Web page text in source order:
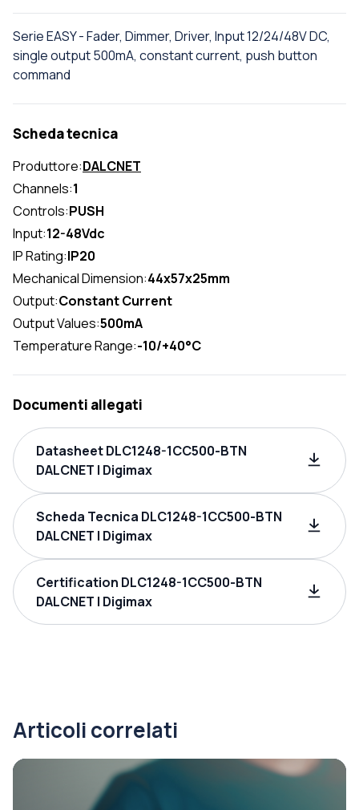
Serie EASY - Fader, Dimmer, Driver, Input 12/24/48V DC,
single output 500mA, constant current, push button
command
Scheda tecnica
Produttore:DALCNET
Channels:1
Controls:PUSH
Input:12-48Vdc
IP Rating:IP20
Mechanical Dimension:44x57x25mm
Output:Constant Current
Output Values:500mA
Temperature Range:-10/+40°C
Documenti allegati
Datasheet DLC1248-1CC500-BTN
DALCNET | Digimax
Scheda Tecnica DLC1248-1CC500-BTN
DALCNET | Digimax
Certification DLC1248-1CC500-BTN
DALCNET | Digimax
Articoli correlati